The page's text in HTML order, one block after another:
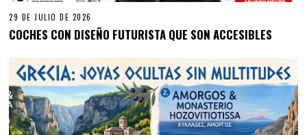
29 DE JULIO DE 2026
COCHES CON DISEÑO FUTURISTA QUE SON ACCESIBLES